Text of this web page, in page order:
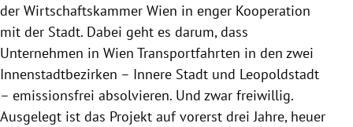
der Wirtschaftskammer Wien in enger Kooperation
mit der Stadt. Dabei geht es darum, dass
Unternehmen in Wien Transportfahrten in den zwei
Innenstadtbezirken – Innere Stadt und Leopoldstadt
– emissionsfrei absolvieren. Und zwar freiwillig.
Ausgelegt ist das Projekt auf vorerst drei Jahre, heuer